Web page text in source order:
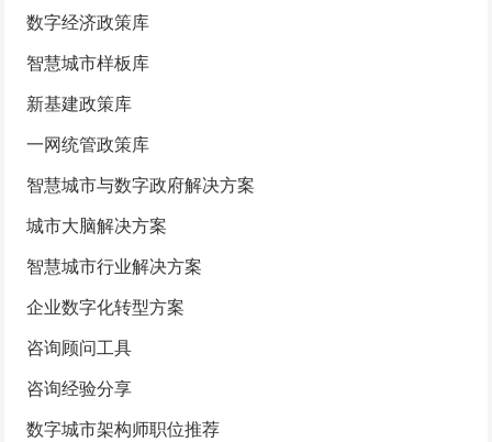
数字经济政策库
智慧城市样板库
新基建政策库
一网统管政策库
智慧城市与数字政府解决方案
城市大脑解决方案
智慧城市行业解决方案
企业数字化转型方案
咨询顾问工具
咨询经验分享
数字城市架构师职位推荐